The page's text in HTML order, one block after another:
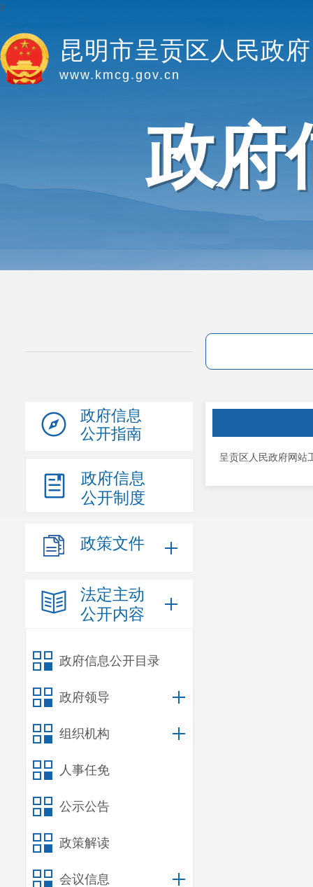
y
昆明市呈贡区人民政府
www.kmcg.gov.cn
政府
政府信息
公开指南
政府信息
公开制度
政策文件
法定主动
公开内容
政府信息公开目录
政府领导
组织机构
人事任免
公示公告
政策解读
会议信息
呈贡区人民政府网站